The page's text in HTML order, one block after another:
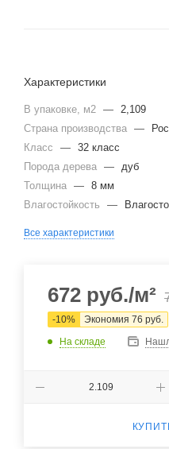
Характеристики
В упаковке, м2 — 2,109
Страна производства —
Класс
— 32 класс
Порода дерева — дуб
Толщина — 8 мм
Влагостойкость
—
Все характеристики
672 руб./м²
-10% Экономия 76 руб.
На складе